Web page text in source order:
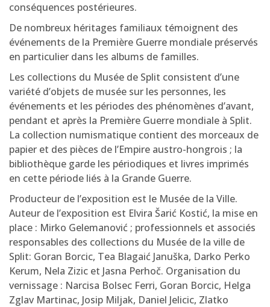
conséquences postérieures.
De nombreux héritages familiaux témoignent des
événements de la Première Guerre mondiale préservés
en particulier dans les albums de familles.
Les collections du Musée de Split consistent d’une
variété d’objets de musée sur les personnes, les
événements et les périodes des phénomènes d’avant,
pendant et après la Première Guerre mondiale à Split.
La collection numismatique contient des morceaux de
papier et des pièces de l’Empire austro-hongrois ; la
bibliothèque garde les périodiques et livres imprimés
en cette période liés à la Grande Guerre.
Producteur de l’exposition est le Musée de la Ville.
Auteur de l’exposition est Elvira Šarić Kostić, la mise en
place : Mirko Gelemanović ; professionnels et associés
responsables des collections du Musée de la ville de
Split: Goran Borcic, Tea Blagaić Januška, Darko Perko
Kerum, Nela Zizic et Jasna Perhoč. Organisation du
vernissage : Narcisa Bolsec Ferri, Goran Borcic, Helga
Zglav Martinac, Josip Miljak, Daniel Jelicic, Zlatko